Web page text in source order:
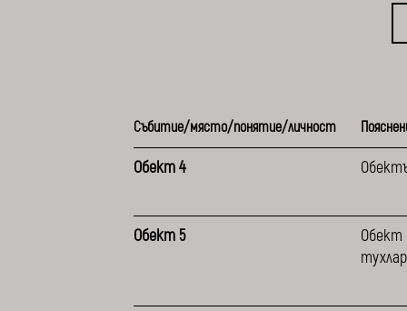
Събитие/място/понятие/личност
Обект 4
Обект 5
Обект